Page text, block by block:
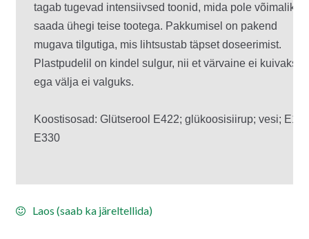
tagab tugevad intensiivsed toonid, mida pole võimalik
saada ühegi teise tootega. Pakkumisel on pakend
mugava tilgutiga, mis lihtsustab täpset doseerimist.
Plastpudelil on kindel sulgur, nii et värvaine ei kuivaks
ega välja ei valguks.
Koostisosad: Glütserool E422; glükoosisiirup; vesi;
E330
Laos (saab ka järeltellida)